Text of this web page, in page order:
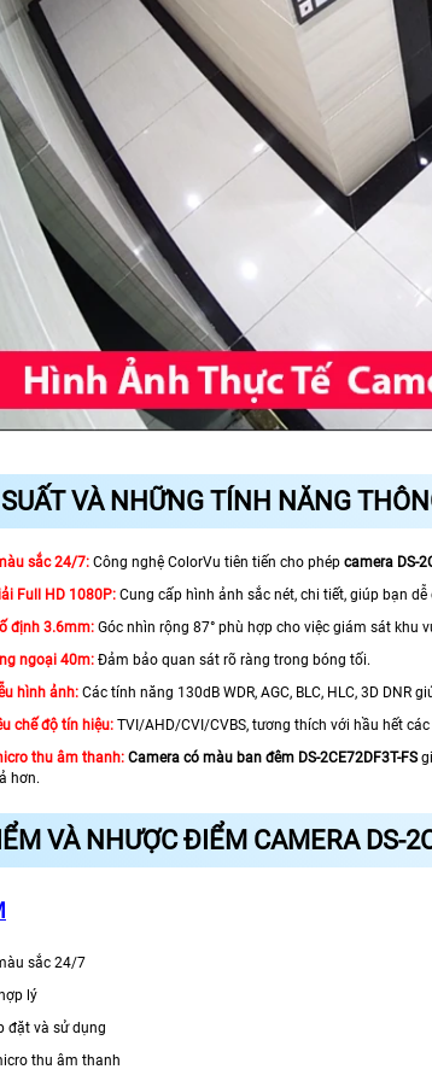
VÀ NHỮNG TÍNH NĂNG
sắc 24/7: Công nghệ ColorVu tiên tiến cho phép camera DS-
Full HD 1080P: Cung cấp hình ảnh sắc nét, chi tiết, giúp bạn
định 3.6mm: Góc nhìn rộng 87° phù hợp cho việc giám sát khu
ngoại 40m: Đảm bảo quan sát rõ ràng trong bóng tối.
hình ảnh: Các tính năng 130dB WDR, AGC, BLC, HLC, 3D
chế độ tín hiệu: TVI/AHD/CVI/CVBS, tương thích với hầu hết
thu âm thanh: Camera có màu ban đêm DS-2CE72DF3T-FS
hơn.
VÀ NHƯỢC ĐIỂM CAMERA DS-
sắc 24/7
lý
đặt và sử dụng
thu âm thanh